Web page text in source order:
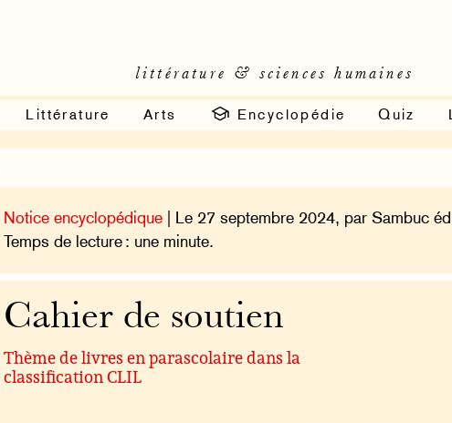
littérature & sciences humaines
Littérature Arts Encyclopédie Quiz
Notice encyclopédique | Le 27 septembre 2024, par Sambuc
Temps de lecture : une minute.
Cahier de soutien
Thème de livres en parascolaire dans la
classification CLIL